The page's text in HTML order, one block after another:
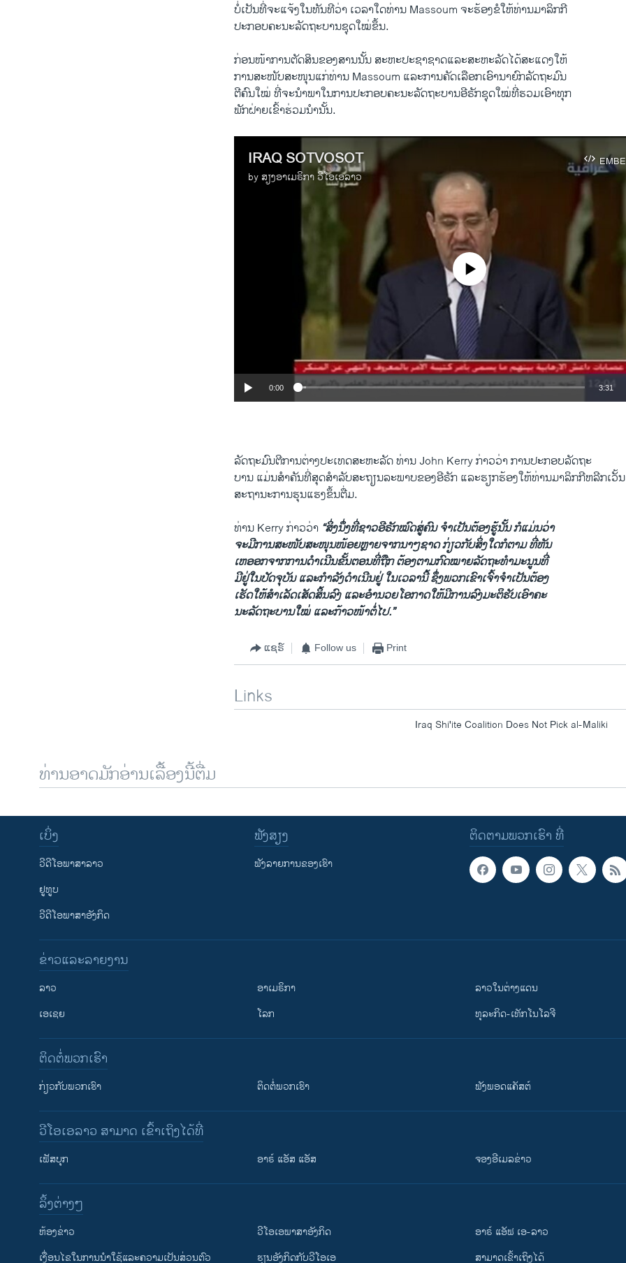
ຕິດຕາມພວກເຮົາ ທີ່
ບໍ່​ເປັນ​ທີ່​ຈະ​ແຈ້ງ​ໃນ​ທັນທີວ່າ ​ເວລາ​ໃດ​ທ່ານ Massoum ຈະ​ຮ້ອງ​ຂໍໃຫ້​ທ່ານ​ມາ​ລິກກີ
ປະກອບ​ຄະນະ​ລັດຖະບານ​ຊຸດ​ໃໝ່​ຂຶ້ນ.
ກ່ອນ​ໜ້າການ​ຕັດສິນ​ຂອງ​ສານ​ນັ້ນ ສະຫະ​ປະຊາ​ຊາດ​ແລະ​ສະຫະລັດ​ໄດ້​ສະ​ແດງ​ໃຫ້
ການ​ສະໜັບສະໜຸນ​ແກ່​ທ່ານ Massoum ​ແລະ​ການຄັດ​ເລືອກ​ເອົາ​ນາຍົກລັດຖະມົນ
ຕີຄົນ​ໃໝ່ ທີ່​ຈະ​ນຳພາ​ໃນ​ການ​ປະກອບຄະນະ​ລັດຖະບານອີຣັກຊຸດ​ໃໝ່​ທີ່​ຮວມ​ເອົາ​ທຸກ​
ພັກ​ຝ່າຍ​ເຂົ້າ​ຮ່ວມນຳ​ນັ້ນ.
IRAQ SOTVOSOT
by ສຽງອາເມຣິກາ ວີໂອເອລາວ
No media source currently available
0:00 3:31
ລັດຖະມົນຕີ​ການ​ຕ່າງປະ​ເທດ​ສະຫະລັດ ທ່ານ John Kerry ກ່າວ​ວ່າ ການ​ປະກອບ​ລັດຖະ
ບານ ​ແມ່ນ​ສຳຄັນ​ທີ່​ສຸດ​ສຳລັບ​ສະຖຽນ​ລະ​ພາບ​ຂອງ​ອີຣັກ ​ແລະ​ຮຽກຮ້ອງ​ໃຫ້​ທ່ານ​ມາ​ລິກກີ​ຫລີກ​ເວັ້
ສະຖານະ​ການຮຸນ​ແຮງຂຶ້ນຕື່ມ.
ທ່ານ Kerry ກ່າວ​ວ່າ “ສິ່ງນຶ່ງ​ທີ່​ຊາວ​ອີຣັກໝົດ​ສູ່​ຄົນ ​ຈຳ​ເປັນ​ຕ້ອງຮູ້​ນັ້ນ ກໍ​ແມ່ນ​ວ່າ
ຈະ​ມີ​ການ​ສະໜັບສະໜຸນ​ໜ້ອຍ​ຫຼາຍ​ຈາກ​ນາໆ​ຊາດ ກ່ຽວ​ກັບ​ສິ່ງ​ໃດ​ກໍ​ຕາມ ທີ່ຫັນ
​ເຫ​ອອກຈາກ​ການ​ດຳ​ເນີນ​ຂັ້ນ​ຕອນ​ທີ່​ຖືກ ຕ້ອງ​ຕາມ​ກົດໝາຍ​ລັດຖະທຳ​ມະນູນ​ທີ່​
ມີ​ຢູ່ໃນ​ປັດຈຸບັນ ​ແລະກຳລັງດຳ​ເນີນ​ຢູ່ ໃນ​ເວລາ​ນີ້ ຊຶ່ງພວກ​ເຂົາ​ເຈົ້າ​ຈຳ​ເປັນ​ຕ້ອງ​
ເຮັດ​ໃຫ້​ສຳ​ເລັດເສັດ​ສິ້ນລົງ ແລະ​ອຳນວຍ​ໂອ​ກາດ​ໃຫ້​ມີ​ການ​ລົງມະຕິ​ຮັບ​ເອົາຄະ
ນະ​ລັດຖະບານ​ໃໝ່ ແລະ​ກ້າວໜ້າ​ຕໍ່​ໄປ.”
ແຊຣ໌ Follow us Print
Links
Iraq Shi'ite Coalition Does Not Pick al-Maliki
ທ່ານອາດມັກອ່ານເລື້ອງນີ້ຕື່ມ
ຕິດຕາມພວກເຮົາ ທີ່
ເບິ່ງ
ວີດີໂອພາສາລາວ
ຢູທູບ
ວີດີໂອພາສາອັງກິດ
ຟັງສຽງ
ຟັງລາຍການຂອງເຮົາ
ຂ່າວແລະລາຍງານ
ລາວ
ເອເຊຍ
ອາເມຣິກາ
ໂລກ
ລາວໃນຕ່າງແດນ
ທຸລະກິດ-ເທັກໂນໂລຈີ
ຕິດຕໍ່ພວກເຮົາ
ກ່ຽວກັບພວກເຮົາ ຕິດຕໍ່ພວກເຮົາ ຟັງພອດແຄັສຕ໌
ວີໂອເອລາວ ສາມາດ ເຂົ້າເຖິງໄດ້ທີ່
ເຟັສບຸກ ອາຣ໌ ແອັສ ແອັສ ຈອງອີເມລຂ່າວ
​ລິ້ງ​ຕ່າງໆ
​ຫ້ອງ​ຂ່າວ
​ເງື່ອນ​ໄຂ​ໃນ​ການ​ນຳ​ໃຊ້​ແລະຄວາມ​ເປັນ​ສ່​ວນ​ຕົວ
ວີ​ໂອ​ເອ​ພາ​ສາ​ອັງ​ກິດ
​ຮຽນ​ອັງ​ກິດ​ກັບ​ວີ​ໂອ​ເອ
ອາຣ໌ ແອັຟ ເອ-ລາວ
ສາມາດເຂົ້າເຖິງໄດ້